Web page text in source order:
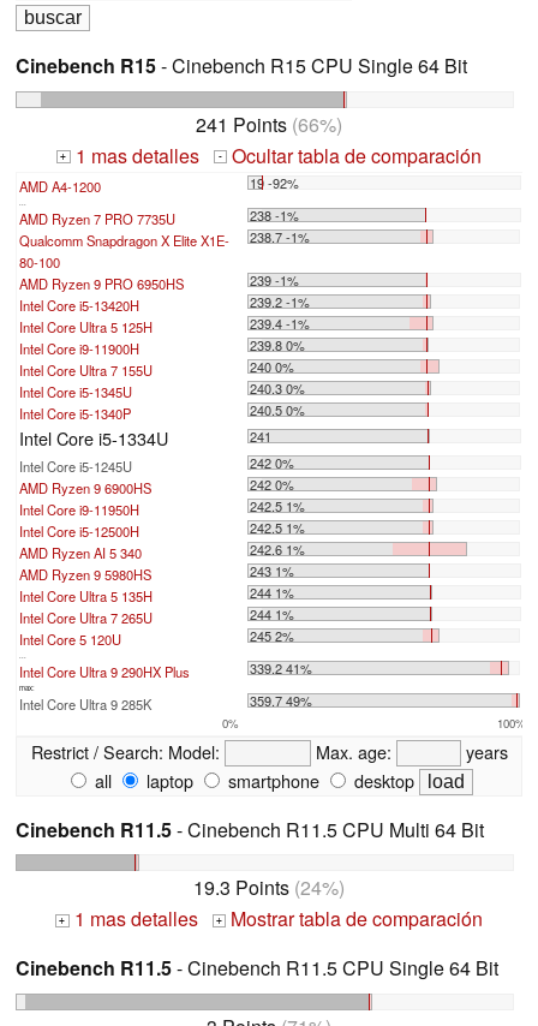
Cinebench R15- Cinebench R15 CPU Single 64 Bit
241 Points (66%)
+ 1 mas detalles - Ocultar tabla de comparación
AMD A4-1200 19 -92%
AMD Ryzen 7 PRO 7735U
238 -1%
Qualcomm Snapdragon X Elite X1E-
80-100
238.7 -1%
AMD Ryzen 9 PRO 6950HS
239 -1%
Intel Core i5-13420H
239.2 -1%
Intel Core Ultra 5 125H
239.4 -1%
Intel Core i9-11900H
239.8 0%
Intel Core Ultra 7 155U
240 0%
Intel Core i5-1345U
240.3 0%
Intel Core i5-1340P
240.5 0%
Intel Core i5-1334U
241
Intel Core i5-1245U
242 0%
AMD Ryzen 9 6900HS
242 0%
Intel Core i9-11950H
242.5 1%
Intel Core i5-12500H
242.5 1%
AMD Ryzen AI 5 340
242.6 1%
AMD Ryzen 9 5980HS
243 1%
Intel Core Ultra 5 135H
244 1%
Intel Core Ultra 7 265U
244 1%
Intel Core 5 120U
245 2%
Intel Core Ultra 9 290HX Plus 339.2 41%
max:
Intel Core Ultra 9 285K 359.7 49%
0% 100%
Restrict / Search: Model: Max. age:
years
all
laptop smartphone desktop
Cinebench R11.5- Cinebench R11.5 CPU Multi 64 Bit
19.3 Points (24%)
+ 1 mas detalles +
Mostrar tabla de comparación
Cinebench R11.5- Cinebench R11.5 CPU Single 64 Bit